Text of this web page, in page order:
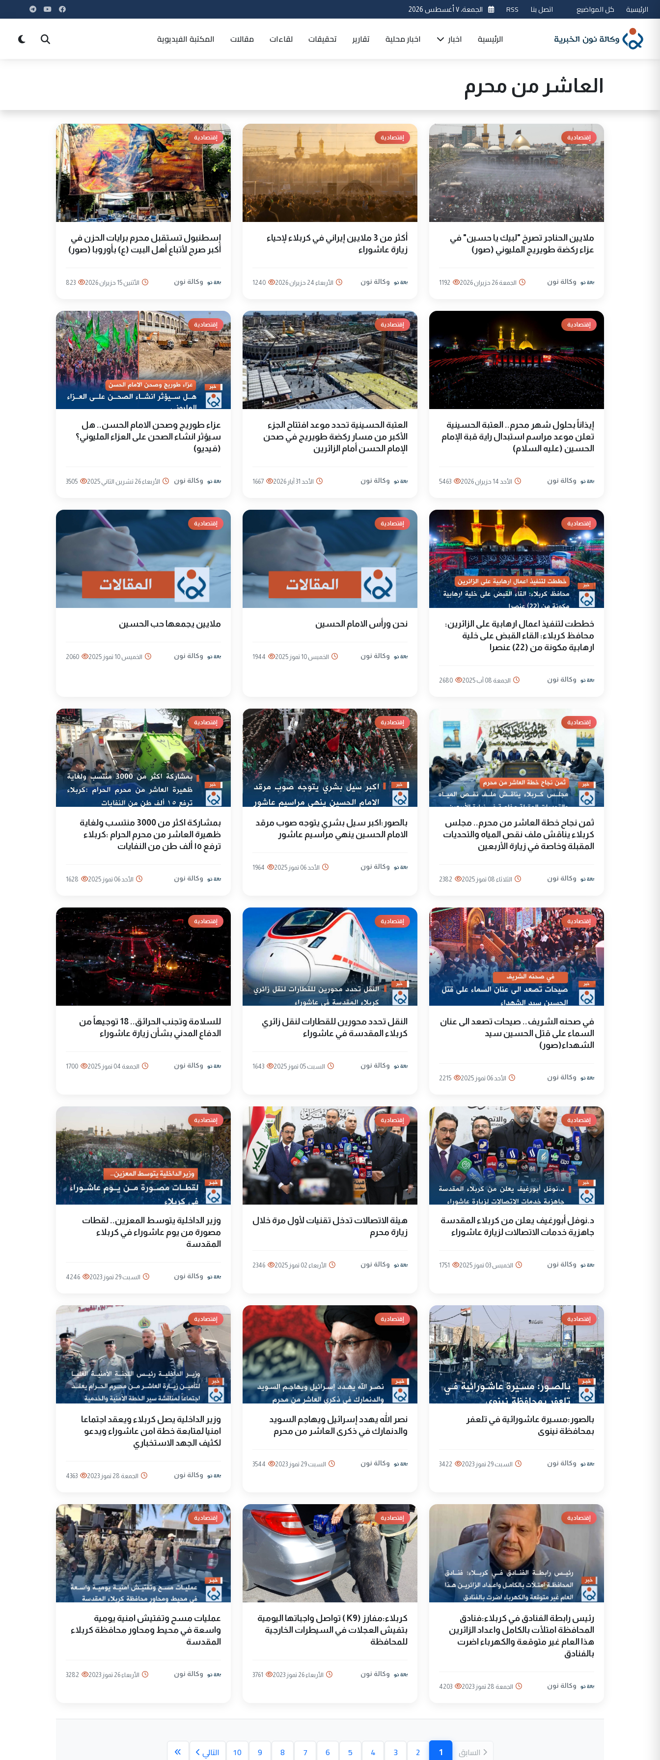
الرئيسية كل المواضيع اتصل بنا RSS الجمعة، ٧ أغسطس 2026
الرئيسية اخبار اخبار محلية تقارير تحقيقات لقاءات مقالات المكتبة الفيديوية
العاشر من محرم
إقتصادية
ملايين الحناجر تصرخ "لبيك يا حسين" في
عزاء ركضة طويريج المليوني (صور)
وكالة نون الجمعة 26 حزيران 2026 1192
إقتصادية
أكثر من 3 ملايين إيراني في كربلاء لإحياء
زيارة عاشوراء
وكالة نون الأربعاء 24 حزيران 2026 1240
إقتصادية
إسطنبول تستقبل محرم برايات الحزن في
أكبر صرح لأتباع أهل البيت (ع) بأوروبا (صور)
وكالة نون الأثنين 15 حزيران 2026 823
إقتصادية
إيذاناً بحلول شهر محرم.. العتبة الحسينية
تعلن موعد مراسم استبدال راية قبة الإمام
الحسين (عليه السلام)
وكالة نون الأحد 14 حزيران 2026 5463
إقتصادية
العتبة الحسينية تحدد موعد افتتاح الجزء
الأكبر من مسار ركضة طويريج في صحن
الإمام الحسن أمام الزائرين
وكالة نون الأحد 31 آيار 2026 1667
إقتصادية
عزاء طوريج وصحن الامام الحسن.. هل
سيؤثر انشاء الصحن على العزاء المليوني؟
(فيديو)
وكالة نون الأربعاء 26 تشرين الثاني 2025 3505
إقتصادية
خططت لتنفيذ اعمال ارهابية على الزائرين:
محافظ كربلاء: القاء القبض على خلية
ارهابية مكونة من (22) عنصرا
وكالة نون الجمعة 08 آب 2025 2680
إقتصادية
نحن ورأس الامام الحسين
وكالة نون الخميس 10 تموز 2025 1944
إقتصادية
ملايين يجمعها حب الحسين
وكالة نون الخميس 10 تموز 2025 2060
إقتصادية
ثمن نجاح خطة العاشر من محرم.. مجلس
كربلاء يناقش ملف نقص المياه والتحديات
المقبلة وخاصة في زيارة الأربعين
وكالة نون الثلاثاء 08 تموز 2025 2382
إقتصادية
بالصور:اكبر سيل بشري يتوجه صوب مرقد
الامام الحسين ينهي مراسيم عاشور
وكالة نون الأحد 06 تموز 2025 1964
إقتصادية
بمشاركة اكثر من 3000 منتسب ولغاية
ظهيرة العاشر من محرم الحرام :كربلاء
ترفع ١٥ ألف طن من النفايات
وكالة نون الأحد 06 تموز 2025 1628
إقتصادية
في صحنه الشريف.. صيحات تصعد الى عنان
السماء على قتل الحسين سيد
الشهداء(صور)
وكالة نون الأحد 06 تموز 2025 2215
إقتصادية
النقل تحدد محورين للقطارات لنقل زائري
كربلاء المقدسة في عاشوراء
وكالة نون السبت 05 تموز 2025 1643
إقتصادية
للسلامة وتجنب الحرائق.. 18 توجيهاً من
الدفاع المدني بشأن زيارة عاشوراء
وكالة نون الجمعة 04 تموز 2025 1700
إقتصادية
د.نوفل أبورغيف يعلن من كربلاء المقدسة
جاهزية خدمات الاتصالات لزيارة عاشوراء
وكالة نون الخميس 03 تموز 2025 1751
إقتصادية
هيئة الاتصالات تدخل تقنيات لأول مرة خلال
زيارة محرم
وكالة نون الأربعاء 02 تموز 2025 2346
إقتصادية
وزير الداخلية يتوسط المعزين.. لقطات
مصورة من يوم عاشوراء في كربلاء
المقدسة
وكالة نون السبت 29 تموز 2023 4246
إقتصادية
بالصور:مسيرة عاشورائية في تلعفر
بمحافظة نينوى
وكالة نون السبت 29 تموز 2023 3422
إقتصادية
نصر الله يهدد إسرائيل ويهاجم السويد
والدنمارك في ذكرى العاشر من محرم
وكالة نون السبت 29 تموز 2023 3544
إقتصادية
وزير الداخلية يصل كربلاء ويعقد اجتماعا
امنيا لمتابعة خطة امن عاشوراء ويدعو
لكثيف الجهد الاستخباري
وكالة نون الجمعة 28 تموز 2023 4363
إقتصادية
رئيس رابطة الفنادق في كربلاء:فنادق
المحافظة امتلأت بالكامل واعداد الزائرين
هذا العام غير متوقعة والكهرباء اضرت
بالفنادق
وكالة نون الجمعة 28 تموز 2023 4203
إقتصادية
كربلاء:مفارز (K9 ) تواصل واجباتها اليومية
بتفيش العجلات في السيطرات الخارجية
للمحافظة
وكالة نون الأربعاء 26 تموز 2023 3761
إقتصادية
عمليات مسح وتفتيش امنية يومية
واسعة في محيط ومحاور محافظة كربلاء
المقدسة
وكالة نون الأربعاء 26 تموز 2023 3282
السابق 1
2
3
4
5
6
7
8
9
10 التالي